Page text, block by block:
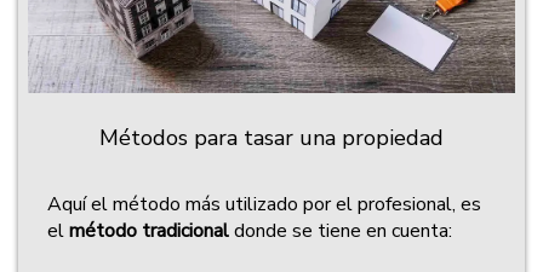
Métodos para tasar una propiedad
Aquí el método más utilizado por el profesional, es
elmétodo tradicionaldonde se tiene en cuenta: